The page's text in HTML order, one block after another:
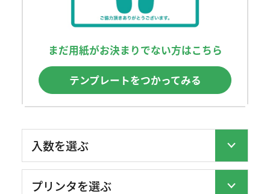
まだ用紙がお決まりでない方はこちら
テンプレートをつかってみる